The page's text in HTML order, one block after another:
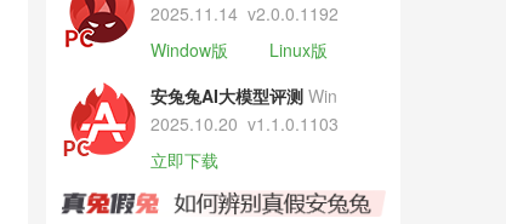
2025.11.14 v2.0.0.1192
Window版
Linux版
安兔兔AI大模型评测 Win
2025.10.20 v1.1.0.1103
立即下载